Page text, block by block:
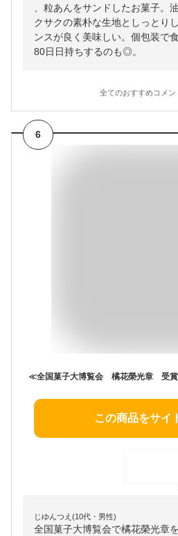
、粒あんをサンドしたお菓子。
クサクの素朴な生地としっとり
ンスが良く美味しい。個包装で
80日日持ちするのも◎。
全てのおすすめコメン
6
この商品をサイ
じゆんつえ(10代・男性)
全国菓子大博覧会で橘花榮光章